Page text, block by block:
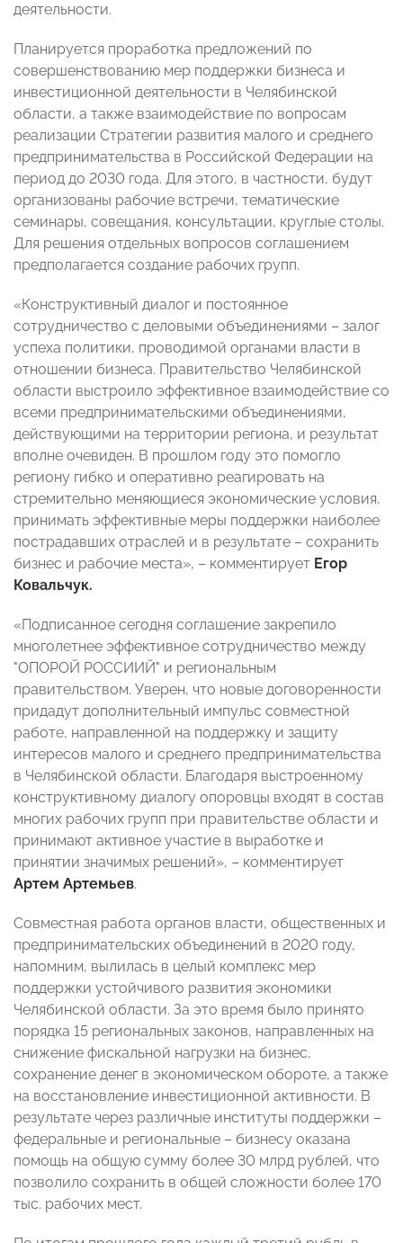
деятельности.
Планируется проработка предложений по
совершенствованию мер поддержки бизнеса и
инвестиционной деятельности в Челябинской
области, а также взаимодействие по вопросам
реализации Стратегии развития малого и среднего
предпринимательства в Российской Федерации на
период до 2030 года. Для этого, в частности, будут
организованы рабочие встречи, тематические
семинары, совещания, консультации, круглые столы.
Для решения отдельных вопросов соглашением
предполагается создание рабочих групп.
«Конструктивный диалог и постоянное
сотрудничество с деловыми объединениями – залог
успеха политики, проводимой органами власти в
отношении бизнеса. Правительство Челябинской
области выстроило эффективное взаимодействие со
всеми предпринимательскими объединениями,
действующими на территории региона, и результат
вполне очевиден. В прошлом году это помогло
региону гибко и оперативно реагировать на
стремительно меняющиеся экономические условия,
принимать эффективные меры поддержки наиболее
пострадавших отраслей и в результате – сохранить
бизнес и рабочие места», – комментирует Егор
Ковальчук.
«Подписанное сегодня соглашение закрепило
многолетнее эффективное сотрудничество между
"ОПОРОЙ РОССИИЙ" и региональным
правительством. Уверен, что новые договоренности
придадут дополнительный импульс совместной
работе, направленной на поддержку и защиту
интересов малого и среднего предпринимательства
в Челябинской области. Благодаря выстроенному
конструктивному диалогу опоровцы входят в состав
многих рабочих групп при правительстве области и
принимают активное участие в выработке и
принятии значимых решений», – комментирует
Артем Артемьев.
Совместная работа органов власти, общественных и
предпринимательских объединений в 2020 году,
напомним, вылилась в целый комплекс мер
поддержки устойчивого развития экономики
Челябинской области. За это время было принято
порядка 15 региональных законов, направленных на
снижение фискальной нагрузки на бизнес,
сохранение денег в экономическом обороте, а также
на восстановление инвестиционной активности. В
результате через различные институты поддержки –
федеральные и региональные – бизнесу оказана
помощь на общую сумму более 30 млрд рублей, что
позволило сохранить в общей сложности более 170
тыс. рабочих мест.